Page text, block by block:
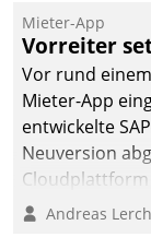
Die monatlichen
Mitteilungen
Heizungs- und
automatisiert,
und auf
mehrere zuvor
Mieter-App
Vorreiter
Vor rund
Mieter-App
entwickelte
Neuversion
dieAndreas